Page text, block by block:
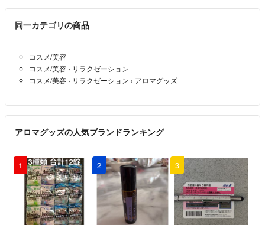
ますので、頑丈に梱包希望の場合はお申し出下さい。着払いにて対応致
します。
・中古品については、中古品であること、自宅保管であることを、ご理
商品の状態はなるべく丁寧に記載させていただいておりますが、使用感
の感じ方には個人差があり、また、素人検品につき見落としがある可能
性があります。
・返品、交換はご遠慮いただいておりますので、商品に関してや配送方
法等、ご質問がございましたらお気軽にご連絡いただければ幸いです。
・お取り置き(値下げ交渉後の専用出品を含む)はお断りしております。
ご購入希望の方は、即購入していただいて構いません。値下げの際はお
値段だけ変更させていただきます。
・ご購入希望で質問対応している際でも、即決購入される方を優先とさ
せていただきます。
同一カテゴリの商品
コスメ/美容
コスメ/美容 › リラクゼーション
コスメ/美容 › リラクゼーション › アロマグッズ
アロマグッズの人気ブランドランキング
1 2 3